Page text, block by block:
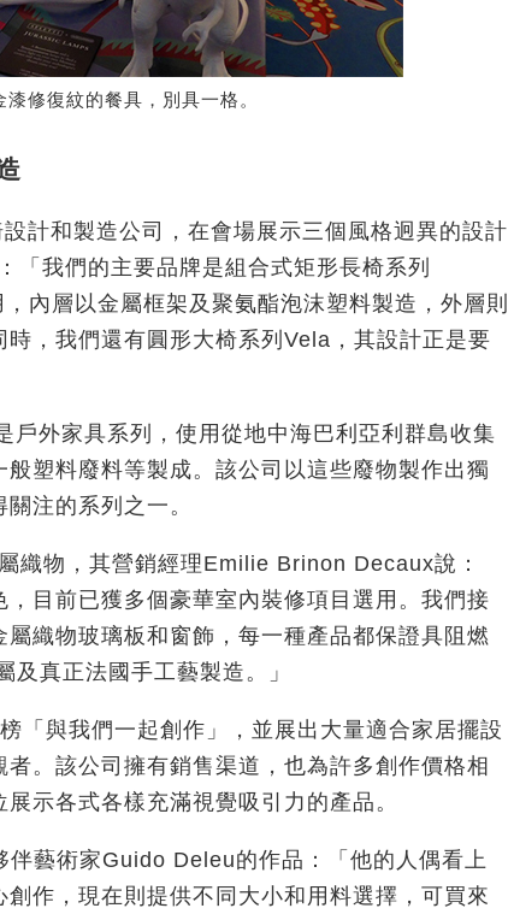
修復紋的餐具，別具一格。
計和製造公司，在會場展示三個風格迥異的設計
我們的主要品牌是組合式矩形長椅系列
內層以金屬框架及聚氨酯泡沫塑料製造，外層則
，我們還有圓形大椅系列Vela，其設計正是要
戶外家具系列，使用從地中海巴利亞利群島收集
塑料廢料等製成。該公司以這些廢物製作出獨
注的系列之一。
織物，其營銷經理Emilie Brinon Decaux說：
，目前已獲多個豪華室內裝修項目選用。我們接
織物玻璃板和窗飾，每一種產品都保證具阻燃
真正法國手工藝製造。」
「與我們一起創作」，並展出大量適合家居擺設
。該公司擁有銷售渠道，也為許多創作價格相
示各式各樣充滿視覺吸引力的產品。
藝術家Guido Deleu的作品：「他的人偶看上
作，現在則提供不同大小和用料選擇，可買來